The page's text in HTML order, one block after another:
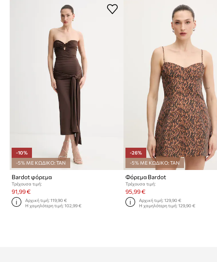
-10%
-5% ΜΕ ΚΩΔΙΚΟ: TAN
Bardot φόρεμα
Τρέχουσα τιμή:
91,99 €
Αρχική τιμή:119,90 €
Η χαμηλότερη τιμή:102,99 €
-26%
-5% ΜΕ ΚΩΔΙΚΟ: TAN
Φόρεμα Bardot
Τρέχουσα τιμή:
95,99 €
Αρχική τιμή: 129,90 €
Η χαμηλότερη τιμή: 129,90 €